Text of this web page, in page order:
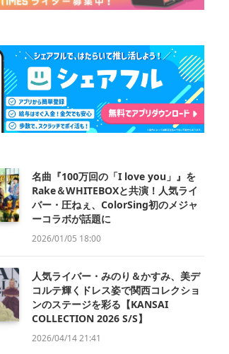
名曲『100万回の「I love you」』を
Rake＆WHITEBOXと共演！人気ライ
バー・圧ねぇ、ColorSing初のメジャ
ーコラボが話題に
2026/01/05 18:00
人気ライバー・みのり＆かすみ、美デ
コルテ輝くドレス姿で関西コレクショ
ンのステージを彩る【KANSAI
COLLECTION 2026 S/S】
2026/04/14 21:41